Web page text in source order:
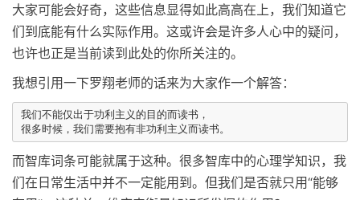
大家可能会好奇，这些信息显得如此高高在上，我们知道它
们到底能有什么实际作用。这或许会是许多人心中的疑问，
也许也正是当前读到此处的你所关注的。
我想引用一下罗翔老师的话来为大家作一个解答：
我们不能仅出于功利主义的目的而读书，
而智库词条可能就属于这种。很多智库中的心理学知识，我
们在日常生活中并不一定能用到。但我们是否就只用“能够